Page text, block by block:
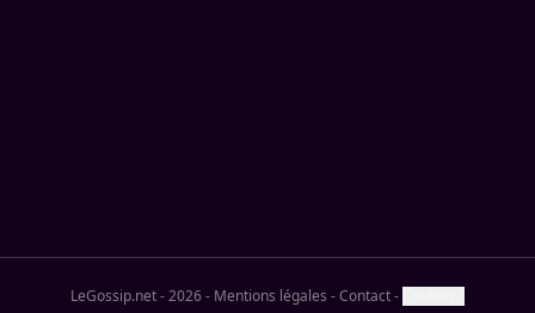
LeGossip.net - 2026- Mentions légales -Contact-